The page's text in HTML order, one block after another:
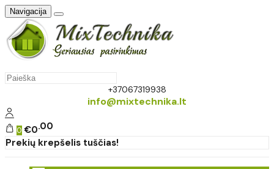
Navigacija
+37067319938
info@mixtechnika.lt
0 €0 00
Prekių krepšelis tuščias!